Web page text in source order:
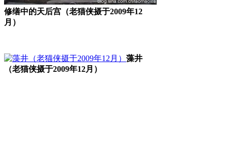
修缮中的天后宫（老猫侠摄于2009年12
月）
藻井
（老猫侠摄于2009年12月）